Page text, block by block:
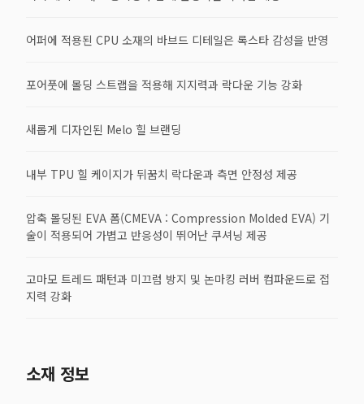
어퍼에 적용된 CPU 소재의 바브드 디테일은 록스타 감성을 반영
포어풋에 몰딩 스트랩을 적용해 지지력과 락다운 기능 강화
새롭게 디자인된 Melo 힐 브랜딩
내부 TPU 힐 케이지가 뒤꿈치 락다운과 측면 안정성 제공
압축 몰딩된 EVA 폼(CMEVA : Compression Molded EVA) 기
술이 적용되어 가볍고 반응성이 뛰어난 쿠셔닝 제공
고마모 트레드 패턴과 미끄럼 방지 및 논마킹 러버 컴파운드로 접
지력 강화
소재 정보